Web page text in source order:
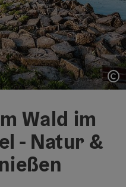
Wald im
- Natur &